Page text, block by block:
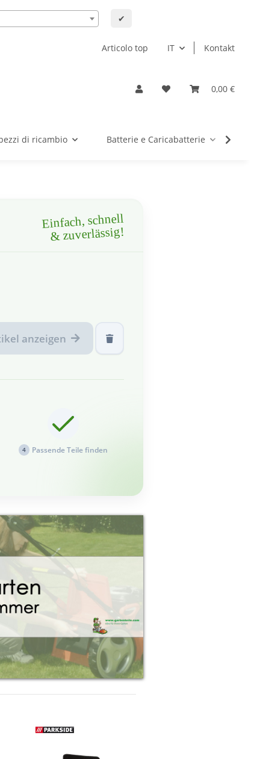
✔
IT Kontakt
Articolo top
0,00 €
di ricambio Batterie e Caricabatterie
Einfach, schnell
& zuverlässig!
anzeigen
4 Passende Teile finden